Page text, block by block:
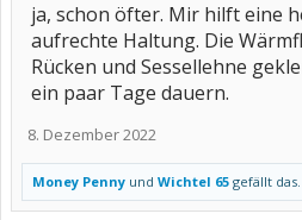
ja, schon öfter. Mir hilft eine
aufrechte Haltung. Die
Rücken und Sessellehne
ein paar Tage dauern.
8. Dezember 2022
Money Penny und Wichtel 65 gefällt das.